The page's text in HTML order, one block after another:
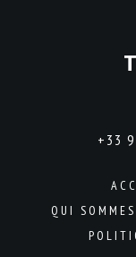
+33
QUI